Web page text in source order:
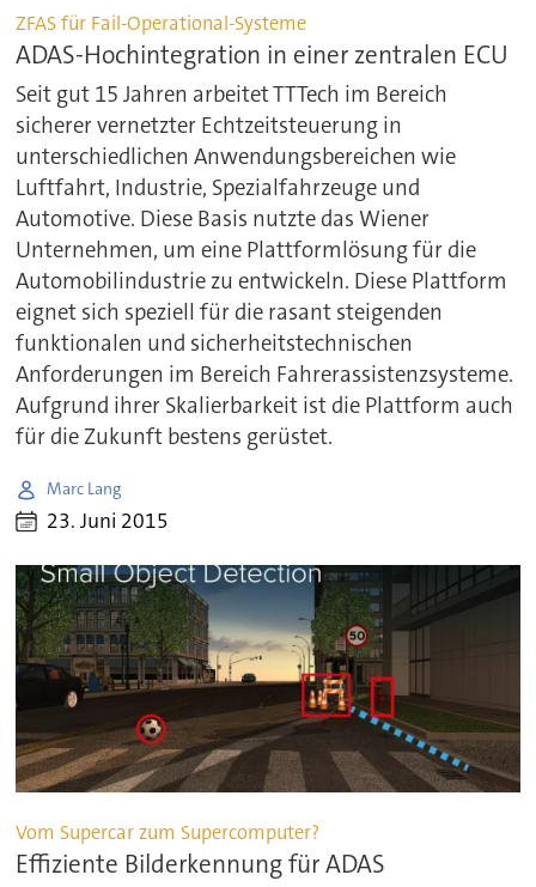
ZFAS für Fail-Operational-Systeme
ADAS-Hochintegration in einer zentralen ECU
Seit gut 15 Jahren arbeitet TTTech im Bereich
sicherer vernetzter Echtzeitsteuerung in
unterschiedlichen Anwendungsbereichen wie
Luftfahrt, Industrie, Spezialfahrzeuge und
Automotive. Diese Basis nutzte das Wiener
Unternehmen, um eine Plattformlösung für die
Automobilindustrie zu entwickeln. Diese Plattform
eignet sich speziell für die rasant steigenden
funktionalen und sicherheitstechnischen
Anforderungen im Bereich Fahrerassistenzsysteme.
Aufgrund ihrer Skalierbarkeit ist die Plattform auch
für die Zukunft bestens gerüstet.
Marc Lang
23. Juni 2015
Vom Supercar zum Supercomputer?
Effiziente Bilderkennung für ADAS